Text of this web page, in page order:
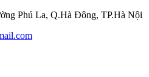
Phú La, Q.Hà Đông, TP.Hà Nội